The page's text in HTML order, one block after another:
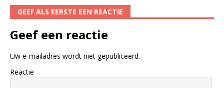
GEEF ALS EERSTE EEN REACTIE
Geef een reactie
Uw e-mailadres wordt niet gepubliceerd.
Reactie